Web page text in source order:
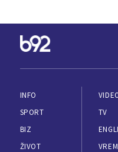
INFO
SPORT
BIZ
ŽIVOT
TV